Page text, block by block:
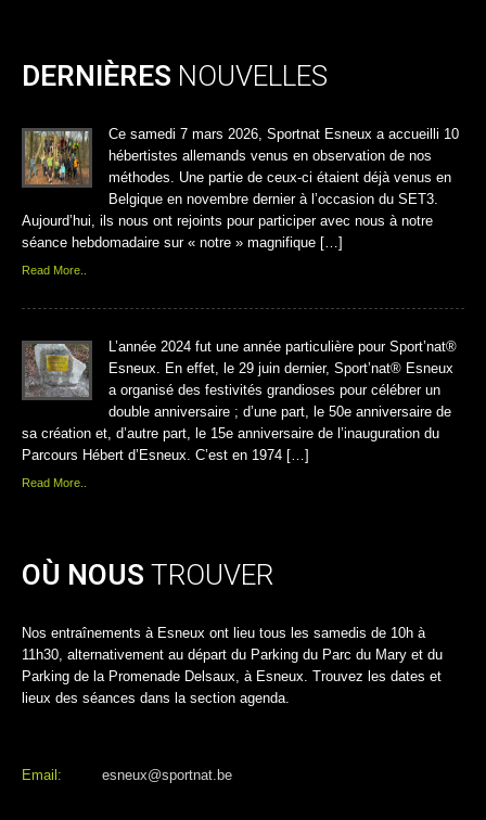
DERNIÈRES NOUVELLES
Ce samedi 7 mars 2026, Sportnat Esneux a accueilli 10
hébertistes allemands venus en observation de nos
méthodes. Une partie de ceux-ci étaient déjà venus en
Belgique en novembre dernier à l’occasion du SET3.
Aujourd’hui, ils nous ont rejoints pour participer avec nous à notre
séance hebdomadaire sur « notre » magnifique […]
Read More..
L’année 2024 fut une année particulière pour Sport’nat®
Esneux. En effet, le 29 juin dernier, Sport’nat® Esneux
a organisé des festivités grandioses pour célébrer un
double anniversaire ; d’une part, le 50e anniversaire de
sa création et, d’autre part, le 15e anniversaire de l’inauguration du
Parcours Hébert d’Esneux. C’est en 1974 […]
Read More..
OÙ NOUS TROUVER
Nos entraînements à Esneux ont lieu tous les samedis de 10h à
11h30, alternativement au départ du Parking du Parc du Mary et du
Parking de la Promenade Delsaux, à Esneux. Trouvez les dates et
lieux des séances dans la section agenda.
Email: esneux@sportnat.be